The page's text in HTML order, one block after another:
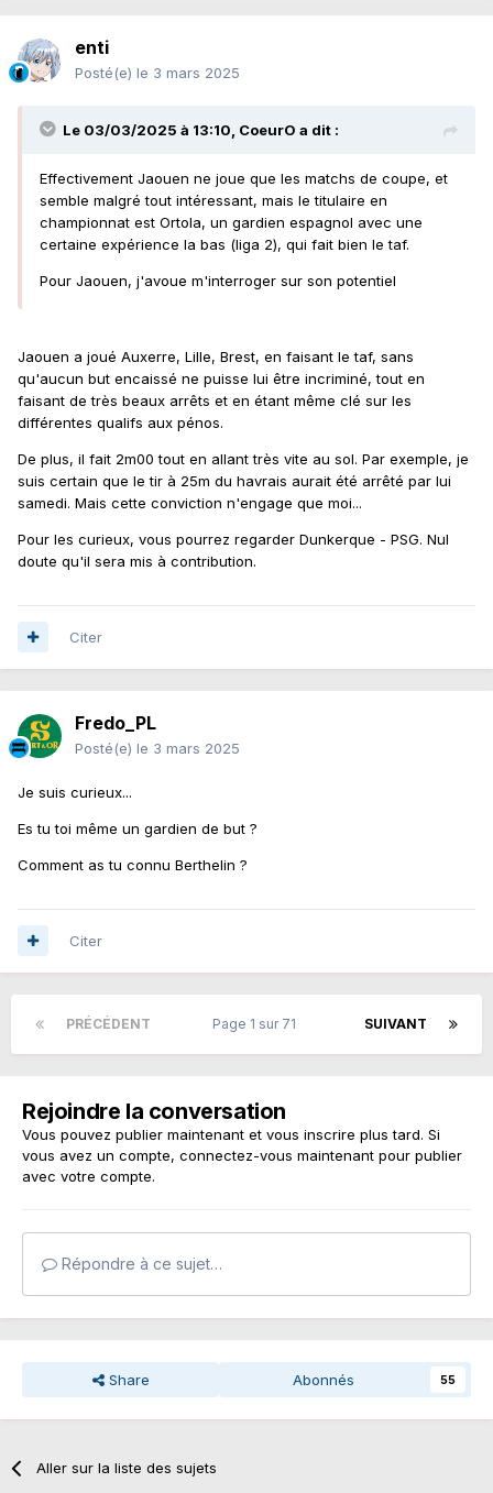
enti
Posté(e) le 3 mars 2025
Le 03/03/2025 à 13:10, CoeurO a dit :
Effectivement Jaouen ne joue que les matchs de coupe, et
semble malgré tout intéressant, mais le titulaire en
championnat est Ortola, un gardien espagnol avec une
certaine expérience la bas (liga 2), qui fait bien le taf.
Pour Jaouen, j'avoue m'interroger sur son potentiel
Jaouen a joué Auxerre, Lille, Brest, en faisant le taf, sans
qu'aucun but encaissé ne puisse lui être incriminé, tout en
faisant de très beaux arrêts et en étant même clé sur les
différentes qualifs aux pénos.
De plus, il fait 2m00 tout en allant très vite au sol. Par exemple, je
suis certain que le tir à 25m du havrais aurait été arrêté par lui
samedi. Mais cette conviction n'engage que moi...
Pour les curieux, vous pourrez regarder Dunkerque - PSG. Nul
doute qu'il sera mis à contribution.
Citer
Fredo_PL
Posté(e) le 3 mars 2025
Je suis curieux...
Es tu toi même un gardien de but ?
Comment as tu connu Berthelin ?
Citer
PRÉCÉDENT SUIVANT
Page 1 sur 71
Rejoindre la conversation
Vous pouvez publier maintenant et vous inscrire plus tard. Si
vous avez un compte, connectez-vous maintenant pour publier
avec votre compte.
Répondre à ce sujet…
Share Abonnés 55
Aller sur la liste des sujets